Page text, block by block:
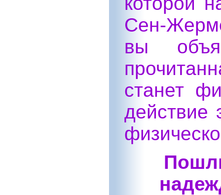
Сен-
вы
станет
действие